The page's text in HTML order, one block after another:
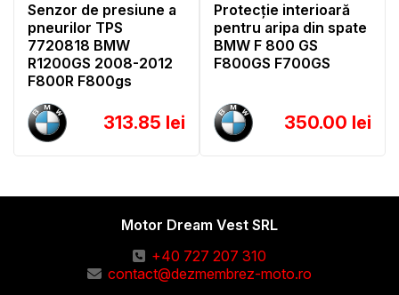
Senzor de presiune a
pneurilor TPS
7720818 BMW
R1200GS 2008-2012
F800R F800gs
313.85 lei
Protecție interioară
pentru aripa din spate
BMW F 800 GS
F800GS F700GS
350.00 lei
Motor Dream Vest SRL
+40 727 207 310
contact@dezmembrez-moto.ro